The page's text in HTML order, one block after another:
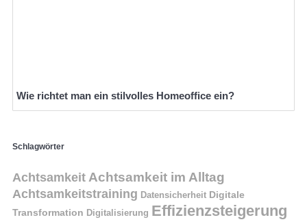
Wie richtet man ein stilvolles Homeoffice ein?
Schlagwörter
Achtsamkeit Achtsamkeit im Alltag
Achtsamkeitstraining Datensicherheit Digitale
Transformation Digitalisierung Effizienzsteigerung